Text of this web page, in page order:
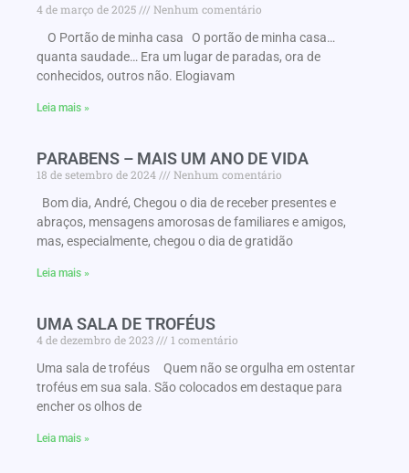
4 de março de 2025
Nenhum comentário
O Portão de minha casa O portão de minha casa…
quanta saudade… Era um lugar de paradas, ora de
conhecidos, outros não. Elogiavam
Leia mais »
PARABENS – MAIS UM ANO DE VIDA
18 de setembro de 2024
Nenhum comentário
Bom dia, André, Chegou o dia de receber presentes e
abraços, mensagens amorosas de familiares e amigos,
mas, especialmente, chegou o dia de gratidão
Leia mais »
UMA SALA DE TROFÉUS
4 de dezembro de 2023
1 comentário
Uma sala de troféus Quem não se orgulha em ostentar
troféus em sua sala. São colocados em destaque para
encher os olhos de
Leia mais »